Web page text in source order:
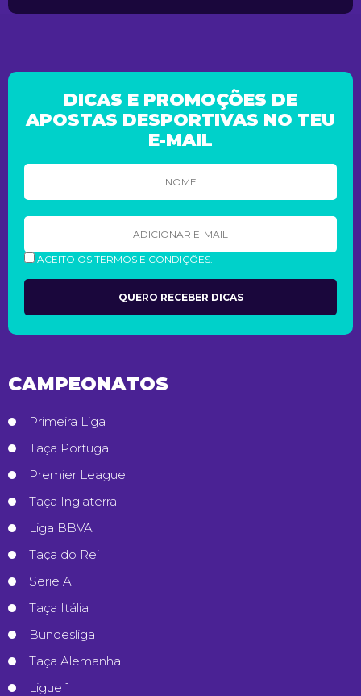
DICAS E PROMOÇÕES DE
APOSTAS DESPORTIVAS NO TEU
E-MAIL
ACEITO OS TERMOS E CONDIÇÕES.
CAMPEONATOS
Primeira Liga
Taça Portugal
Premier League
Taça Inglaterra
Liga BBVA
Taça do Rei
Serie A
Taça Itália
Bundesliga
Taça Alemanha
Ligue 1